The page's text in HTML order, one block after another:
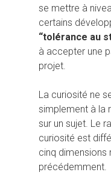
se mettre à
certains
“tolérance au
à accepter une
projet.
La curiosité ne
simplement à la
sur un sujet. Le
curiosité est
cinq dimensions
précédemment.